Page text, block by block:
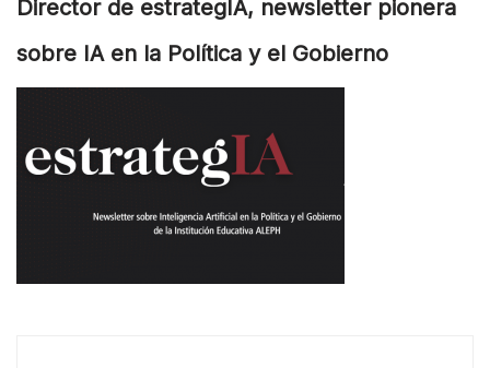
Director de estrategIA, newsletter pionera
sobre IA en la Política y el Gobierno